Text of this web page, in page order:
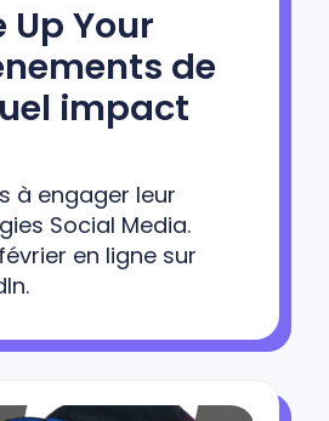
Up Your
de
impact
à engager leur
Social Media.
en ligne sur